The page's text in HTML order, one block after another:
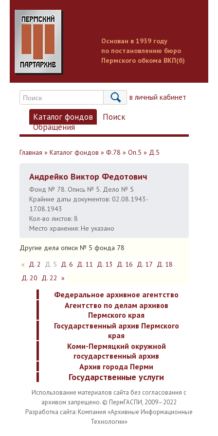
Основан в 1939 году
по постановлению бюро
Пермского обкома ВКП(б)
Вход в личный кабинет
Каталог фондов
Поиск
Обращения
Главная » Каталог фондов » Ф.78 » Оп.5 » Д.5
Андрейко Виктор Федотович
Фонд № 78. Опись № 5. Дело № 5
Крайние даты документов: 02.08.1943-
17.08.1943
Кол-во листов: 8
Место хранения: Не указано
Другие дела описи № 5 фонда 78
« Д. 2 Д. 5 Д. 6 Д. 11 Д. 13 Д. 16 Д. 17 Д. 18
Д. 20 Д. 22 »
Федеральное архивное агентство
Агентство по делам архивов
Пермского края
Государственный архив Пермского
края
Коми-Пермяцкий окружной
государственный архив
Архив города Перми
Государственные услуги
Использование материалов сайта без согласования с
архивом запрещено. © ПермГАСПИ, 2009–2022
Разработка сайта: Компания «Архивные Информационные
Технологии»